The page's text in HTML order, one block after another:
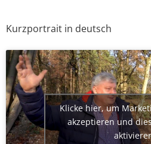
Kurzportrait in deutsch
Klicke hier, um
akzeptieren und